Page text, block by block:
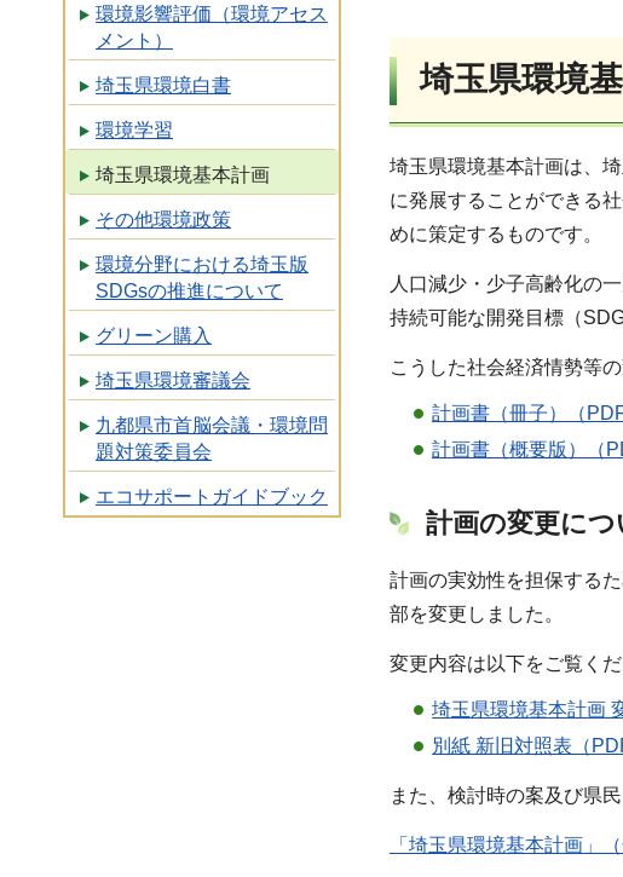
環境影響評価（環境アセス
メント）
埼玉県環境白書
環境学習
埼玉県環境基本計画
その他環境政策
環境分野における埼玉版
SDGsの推進について
グリーン購入
埼玉県環境審議会
九都県市首脳会議・環境問
題対策委員会
エコサポートガイドブック
埼玉県環境
埼玉県環境基本計画は、
に発展することができる
めに策定するものです。
人口減少・少子高齢化の
持続可能な開発目標（
こうした社会経済情勢等
計画書（冊子）（
計画書（概要版）（
計画の変更につ
計画の実効性を担保する
部を変更しました。
変更内容は以下をご覧くだ
埼玉県環境基本計画
別紙 新旧対照表（
また、検討時の案及び県
「埼玉県環境基本計画」